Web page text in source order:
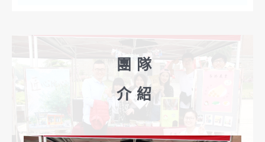
團隊
介紹